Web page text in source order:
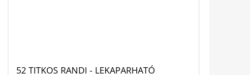
52 TITKOS RANDI - LEKAPARHATÓ